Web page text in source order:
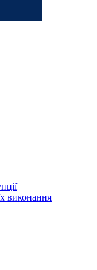
виконання